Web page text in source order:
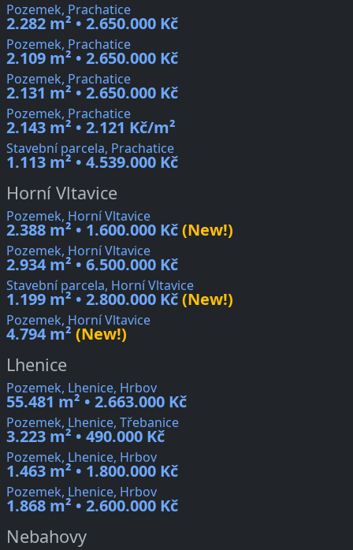
Pozemek, Prachatice
2.282 m² • 2.650.000 Kč
Pozemek, Prachatice
2.109 m² • 2.650.000 Kč
Pozemek, Prachatice
2.131 m² • 2.650.000 Kč
Pozemek, Prachatice
2.143 m² • 2.121 Kč/m²
Stavební parcela, Prachatice
1.113 m² • 4.539.000 Kč
Horní Vltavice
Pozemek, Horní Vltavice
2.388 m² • 1.600.000 Kč(New!)
Pozemek, Horní Vltavice
2.934 m² • 6.500.000 Kč
Stavební parcela, Horní Vltavice
1.199 m² • 2.800.000 Kč(New!)
Pozemek, Horní Vltavice
4.794 m² (New!)
Lhenice
Pozemek, Lhenice, Hrbov
55.481 m² • 2.663.000 Kč
Pozemek, Lhenice, Třebanice
3.223 m² • 490.000 Kč
Pozemek, Lhenice, Hrbov
1.463 m² • 1.800.000 Kč
Pozemek, Lhenice, Hrbov
1.868 m² • 2.600.000 Kč
Nebahovy